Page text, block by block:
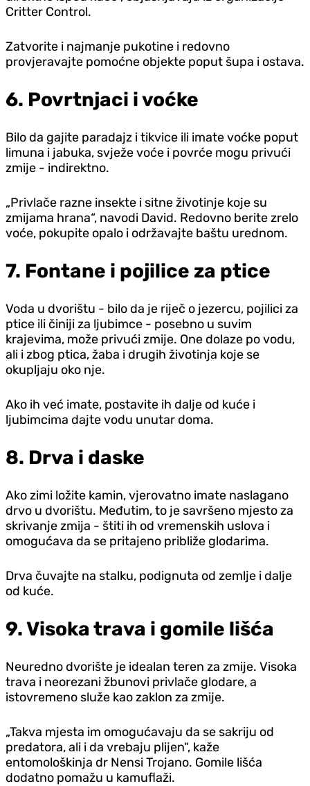
Critter Control.
Zatvorite i najmanje pukotine i redovno
provjeravajte pomoćne objekte poput šupa i ostava.
6. Povrtnjaci i voćke
Bilo da gajite paradajz i tikvice ili imate voćke poput
limuna i jabuka, svježe voće i povrće mogu privući
zmije - indirektno.
„Privlače razne insekte i sitne životinje koje su
zmijama hrana“, navodi David. Redovno berite zrelo
voće, pokupite opalo i održavajte baštu urednom.
7. Fontane i pojilice za ptice
Voda u dvorištu - bilo da je riječ o jezercu, pojilici za
ptice ili činiji za ljubimce - posebno u suvim
krajevima, može privući zmije. One dolaze po vodu,
ali i zbog ptica, žaba i drugih životinja koje se
okupljaju oko nje.
Ako ih već imate, postavite ih dalje od kuće i
ljubimcima dajte vodu unutar doma.
8. Drva i daske
Ako zimi ložite kamin, vjerovatno imate naslagano
drvo u dvorištu. Međutim, to je savršeno mjesto za
skrivanje zmija - štiti ih od vremenskih uslova i
omogućava da se pritajeno približe glodarima.
Drva čuvajte na stalku, podignuta od zemlje i dalje
od kuće.
9. Visoka trava i gomile lišća
Neuredno dvorište je idealan teren za zmije. Visoka
trava i neorezani žbunovi privlače glodare, a
istovremeno služe kao zaklon za zmije.
„Takva mjesta im omogućavaju da se sakriju od
predatora, ali i da vrebaju plijen“, kaže
entomološkinja dr Nensi Trojano. Gomile lišća
dodatno pomažu u kamuflaži.